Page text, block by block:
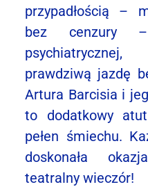
przypadłością –
bez cenzury
prawdziwą jazdę
Artura Barcisia i
to dodatkowy
pełen śmiechu.
doskonała
teatralny wieczór!